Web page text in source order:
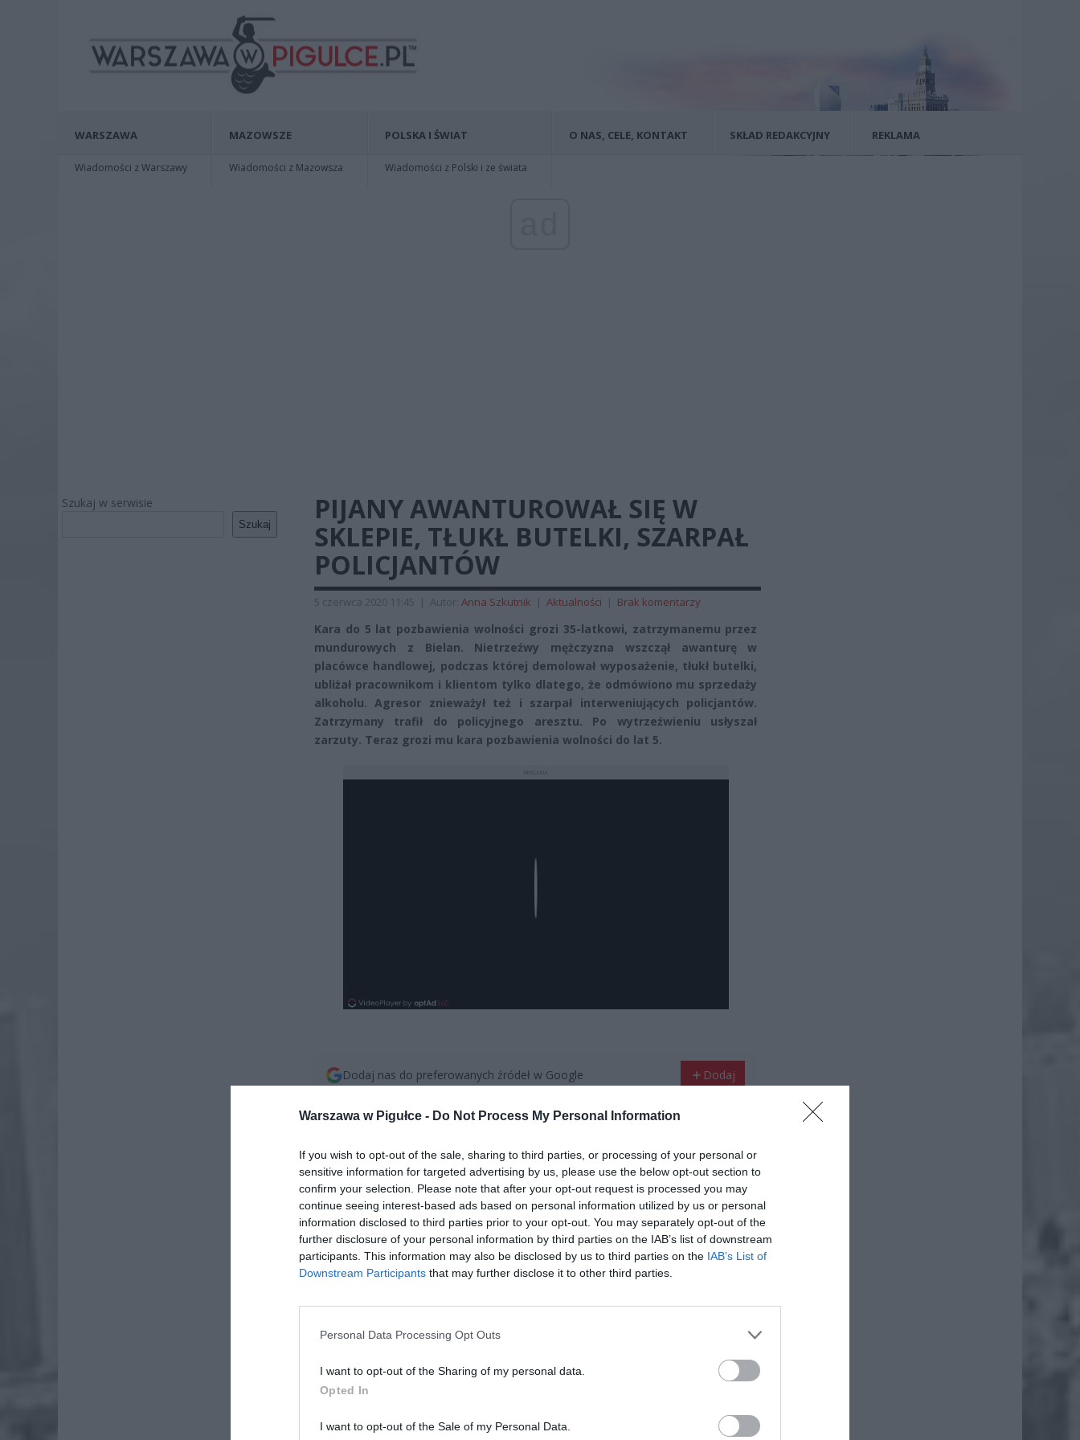
Warszawa w Pigułce - Do Not Process My Personal Information
If you wish to opt-out of the sale, sharing to third parties, or processing of your personal or
sensitive information for targeted advertising by us, please use the below opt-out section to
confirm your selection. Please note that after your opt-out request is processed you may
continue seeing interest-based ads based on personal information utilized by us or personal
information disclosed to third parties prior to your opt-out. You may separately opt-out of the
further disclosure of your personal information by third parties on the IAB’s list of downstream
participants. This information may also be disclosed by us to third parties on the IAB’s List of
Downstream Participants that may further disclose it to other third parties.
Personal Data Processing Opt Outs
I want to opt-out of the Sharing of my personal data.
Opted In
I want to opt-out of the Sale of my Personal Data.
WARSZAWA
Wiadomości z Warszawy
MAZOWSZE
Wiadomości z Mazowsza
POLSKA I ŚWIAT
Wiadomości z Polski i ze świata
O NAS, CELE, KONTAKT SKŁAD REDAKCYJNY REKLAMA
Szukaj w serwisie
Szukaj
PIJANY AWANTUROWAŁ SIĘ W
SKLEPIE, TŁUKŁ BUTELKI, SZARPAŁ
POLICJANTÓW
5 czerwca 2020 11:45 | Autor: Anna Szkutnik | Aktualności | Brak komentarzy
Kara do 5 lat pozbawienia wolności grozi 35-latkowi, zatrzymanemu przez
mundurowych z Bielan. Nietrzeźwy mężczyzna wszczął awanturę w
placówce handlowej, podczas której demolował wyposażenie, tłukł butelki,
ubliżał pracownikom i klientom tylko dlatego, że odmówiono mu sprzedaży
alkoholu. Agresor znieważył też i szarpał interweniujących policjantów.
Zatrzymany trafił do policyjnego aresztu. Po wytrzeźwieniu usłyszał
zarzuty. Teraz grozi mu kara pozbawienia wolności do lat 5.
Dodaj nas do preferowanych źródeł w Google Dodaj
Fot. Pixabay